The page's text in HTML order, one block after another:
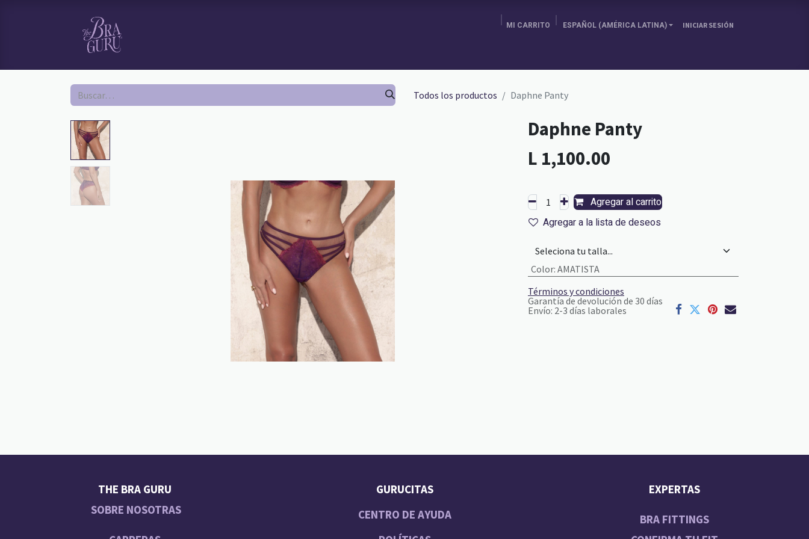
MI CARRITO ESPAÑOL (AMÉRICA LATINA) INICIAR SESIÓN
Todos los productos Daphne Panty
Daphne Panty
L 1,100.00
Agregar al carrito
Agregar a la lista de deseos
Color: AMATISTA
Términos y condiciones
Garantía de devolución de 30 días
Envío: 2-3 días laborales
THE BRA GURU
SOBRE NOSOTRAS
GURUCITAS
CENTRO DE AYUDA
EXPERTAS
BRA FITTINGS